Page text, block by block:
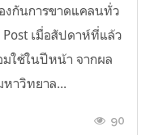
งกันการขาดแคลนทั่ว
Post เมื่อสัปดาห์ที่แล้ว
ใช้ในปีหน้า จากผล
าวิทยาล...
90